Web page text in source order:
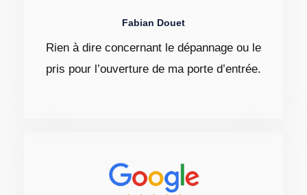
Fabian Douet
Rien à dire concernant le dépannage ou le
pris pour l’ouverture de ma porte d’entrée.